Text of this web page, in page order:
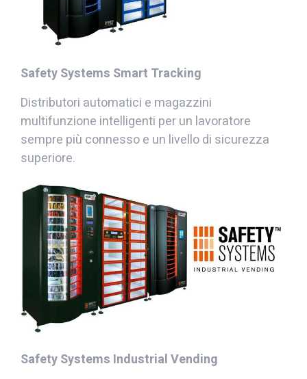
Safety Systems Smart Tracking
Distributori automatici e magazzini
multifunzione intelligenti per un lavoratore
sempre più connesso e un livello di sicurezza
superiore.
Safety Systems Industrial Vending